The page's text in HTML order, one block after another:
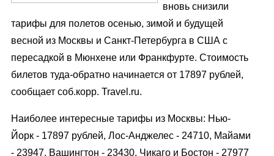
вновь снизили
тарифы для полетов осенью, зимой и будущей
весной из Москвы и Санкт-Петербурга в США с
пересадкой в Мюнхене или Франкфурте. Стоимость
билетов туда-обратно начинается от 17897 рублей,
сообщает соб.корр. Travel.ru.
Наиболее интересные тарифы из Москвы: Нью-
Йорк - 17897 рублей, Лос-Анджелес - 24710, Майами
- 23947, Вашингтон - 23430, Чикаго и Бостон - 27977